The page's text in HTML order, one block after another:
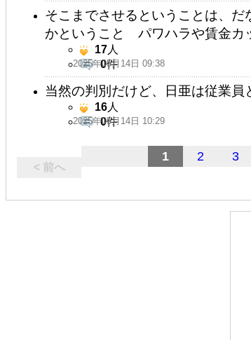
そこまでさせるということは、
かということ パワハラや賃金カ
2025年05月14日 09:38
17人
0件
当然の判別だけど、日亜は従業
2025年05月14日 10:29
16人
0件
< 前へ
1 2 3